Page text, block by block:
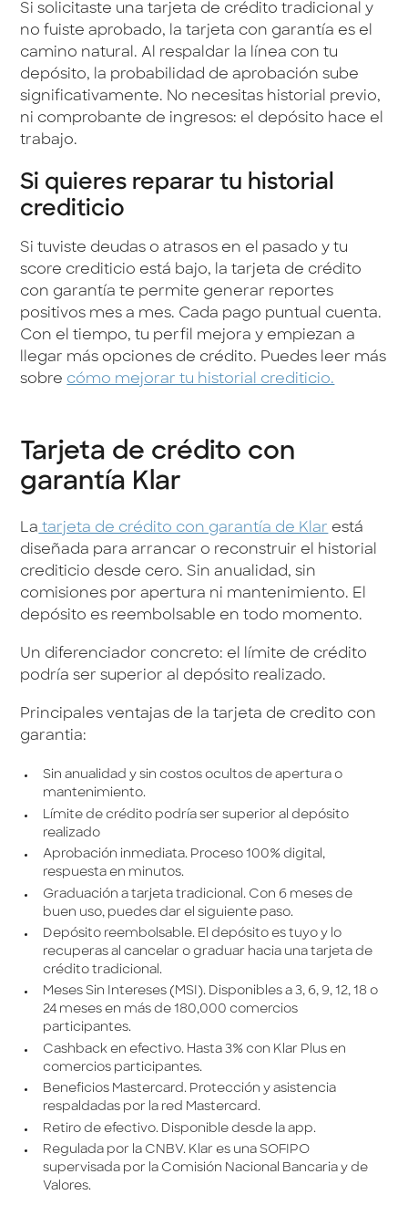
Si solicitaste una tarjeta de crédito tradicional y
no fuiste aprobado, la tarjeta con garantía es el
camino natural. Al respaldar la línea con tu
depósito, la probabilidad de aprobación sube
significativamente. No necesitas historial previo,
ni comprobante de ingresos: el depósito hace el
trabajo.
Si quieres reparar tu historial
crediticio
Si tuviste deudas o atrasos en el pasado y tu
score crediticio está bajo, la tarjeta de crédito
con garantía te permite generar reportes
positivos mes a mes. Cada pago puntual cuenta.
Con el tiempo, tu perfil mejora y empiezan a
llegar más opciones de crédito. Puedes leer más
sobre cómo mejorar tu historial crediticio.
Tarjeta de crédito con
garantía Klar
La tarjeta de crédito con garantía de Klar está
diseñada para arrancar o reconstruir el historial
crediticio desde cero. Sin anualidad, sin
comisiones por apertura ni mantenimiento. El
depósito es reembolsable en todo momento.
Un diferenciador concreto: el límite de crédito
podría ser superior al depósito realizado.
Principales ventajas de la tarjeta de credito con
garantia:
Sin anualidad y sin costos ocultos de apertura o
mantenimiento.
Límite de crédito podría ser superior al depósito
realizado
Aprobación inmediata. Proceso 100% digital,
respuesta en minutos.
Graduación a tarjeta tradicional. Con 6 meses de
buen uso, puedes dar el siguiente paso.
Depósito reembolsable. El depósito es tuyo y lo
recuperas al cancelar o graduar hacia una tarjeta de
crédito tradicional.
Meses Sin Intereses (MSI). Disponibles a 3, 6, 9, 12, 18 o
24 meses en más de 180,000 comercios
participantes.
Cashback en efectivo. Hasta 3% con Klar Plus en
comercios participantes.
Beneficios Mastercard. Protección y asistencia
respaldadas por la red Mastercard.
Retiro de efectivo. Disponible desde la app.
Regulada por la CNBV. Klar es una SOFIPO
supervisada por la Comisión Nacional Bancaria y de
Valores.